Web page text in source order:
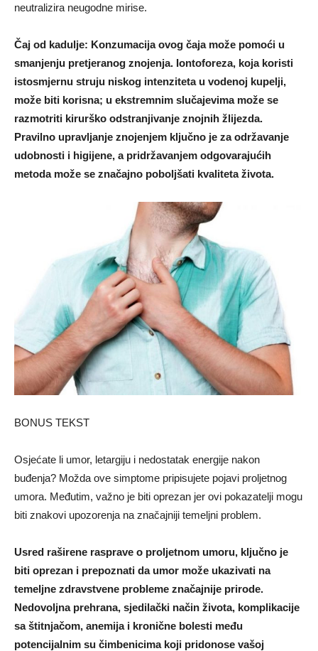
neutralizira neugodne mirise.
Čaj od kadulje: Konzumacija ovog čaja može pomoći u
smanjenju pretjeranog znojenja. Iontoforeza, koja koristi
istosmjernu struju niskog intenziteta u vodenoj kupelji,
može biti korisna; u ekstremnim slučajevima može se
razmotriti kirurško odstranjivanje znojnih žlijezda.
Pravilno upravljanje znojenjem ključno je za održavanje
udobnosti i higijene, a pridržavanjem odgovarajućih
metoda može se značajno poboljšati kvaliteta života.
BONUS TEKST
Osjećate li umor, letargiju i nedostatak energije nakon
buđenja? Možda ove simptome pripisujete pojavi proljetnog
umora. Međutim, važno je biti oprezan jer ovi pokazatelji mogu
biti znakovi upozorenja na značajniji temeljni problem.
Usred raširene rasprave o proljetnom umoru, ključno je
biti oprezan i prepoznati da umor može ukazivati na
temeljne zdravstvene probleme značajnije prirode.
Nedovoljna prehrana, sjedilački način života, komplikacije
sa štitnjačom, anemija i kronične bolesti među
potencijalnim su čimbenicima koji pridonose vašoj